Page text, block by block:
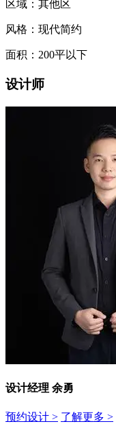
区域：其他区
风格：现代简约
面积：200平以下
设计师
设计经理 余勇
预约设计 > 了解更多 >